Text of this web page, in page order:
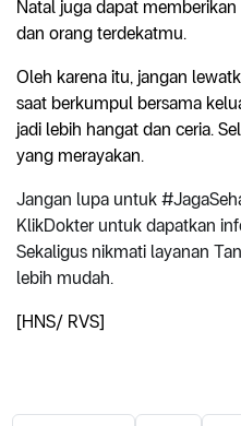
Natal juga dapat
dan orang terdekatmu.
Oleh karena itu, jangan
saat berkumpul bersama
jadi lebih hangat dan ceria.
yang merayakan.
Jangan lupa untuk
KlikDokter untuk dapatkan
Sekaligus nikmati layanan
lebih mudah.
[HNS/ RVS]